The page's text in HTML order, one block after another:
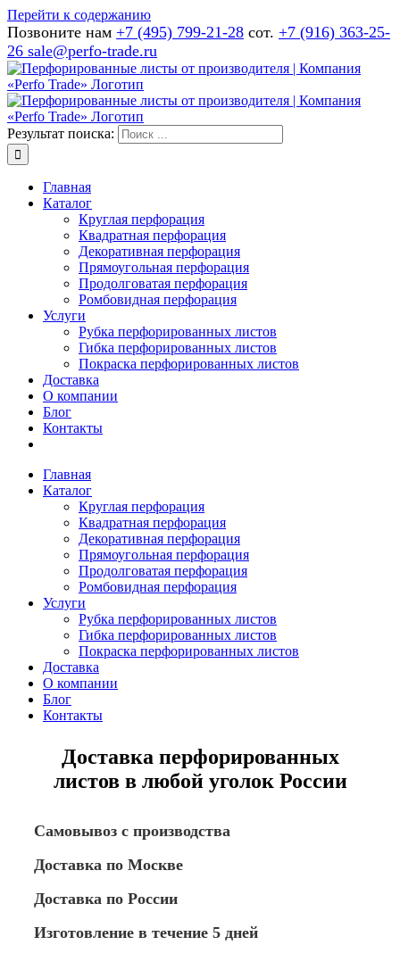
Перейти к содержанию
Позвоните нам +7 (495) 799-21-28 сот. +7 (916) 363-25-
26 sale@perfo-trade.ru
Результат поиска:
Главная
Каталог
Круглая перфорация
Квадратная перфорация
Декоративная перфорация
Прямоугольная перфорация
Продолговатая перфорация
Ромбовидная перфорация
Услуги
Рубка перфорированных листов
Гибка перфорированных листов
Покраска перфорированных листов
Доставка
О компании
Блог
Контакты
Главная
Каталог
Круглая перфорация
Квадратная перфорация
Декоративная перфорация
Прямоугольная перфорация
Продолговатая перфорация
Ромбовидная перфорация
Услуги
Рубка перфорированных листов
Гибка перфорированных листов
Покраска перфорированных листов
Доставка
О компании
Блог
Контакты
Доставка перфорированных
листов в любой уголок России
Самовывоз с производства
Доставка по Москве
Доставка по России
Изготовление в течение 5 дней